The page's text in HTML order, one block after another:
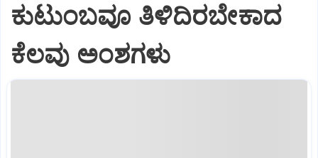
ಕುಟುಂಬವೂ ತಿಳಿದಿರಬೇಕಾದ
ಕೆಲವು ಅಂಶಗಳು